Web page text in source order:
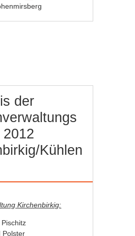
der
Kühlen
Kirchenbirkig:
Polster